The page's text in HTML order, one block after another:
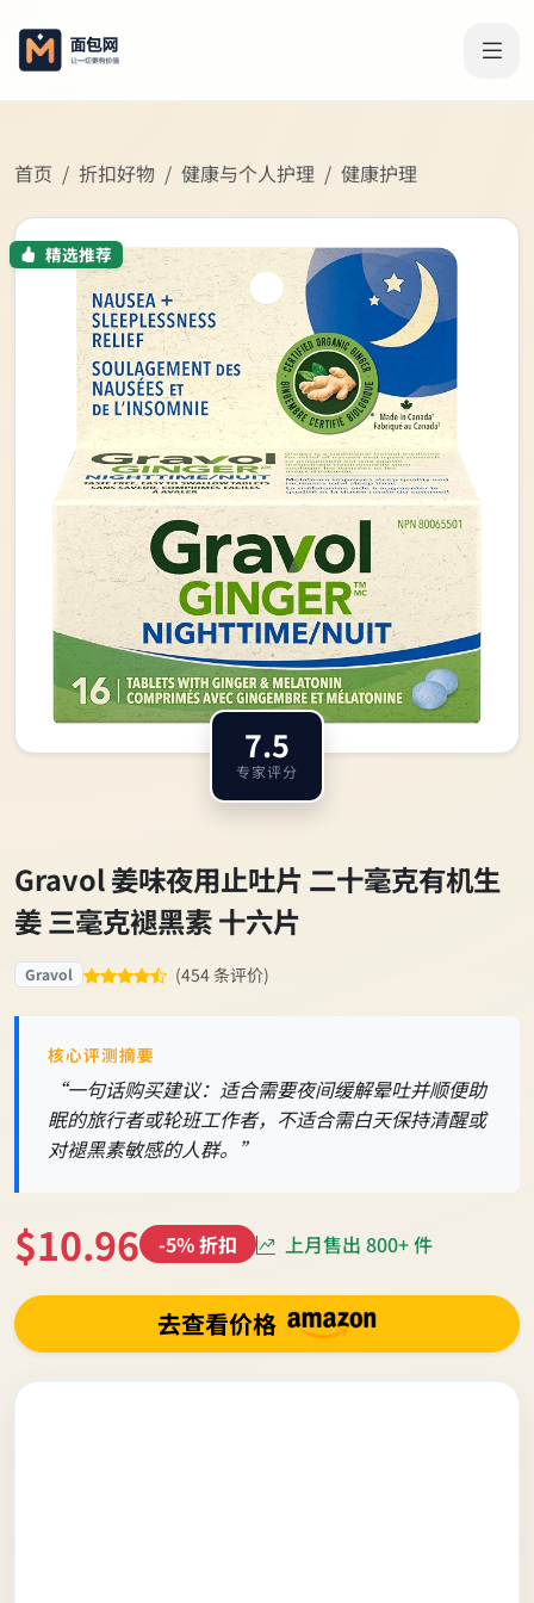
首页 折扣好物 健康与个人护理 健康护理
精选推荐
7.5
专家评分
Gravol 姜味夜用止吐片 二十毫克有机生
姜 三毫克褪黑素 十六片
Gravol (454 条评价)
核心评测摘要
“一句话购买建议：适合需要夜间缓解晕吐并顺便助
眠的旅行者或轮班工作者，不适合需白天保持清醒或
对褪黑素敏感的人群。”
$10.96 -5% 折扣 上月售出 800+ 件
去查看价格